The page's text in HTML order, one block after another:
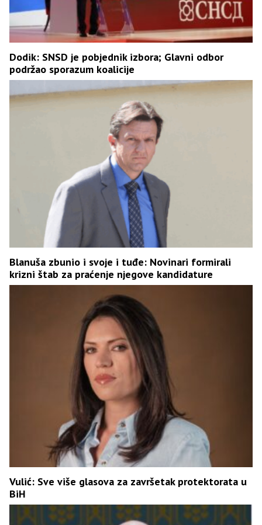
Dodik: SNSD je pobjednik izbora; Glavni odbor
podržao sporazum koalicije
Blanuša zbunio i svoje i tuđe: Novinari formirali
krizni štab za praćenje njegove kandidature
Vulić: Sve više glasova za završetak protektorata u
BiH